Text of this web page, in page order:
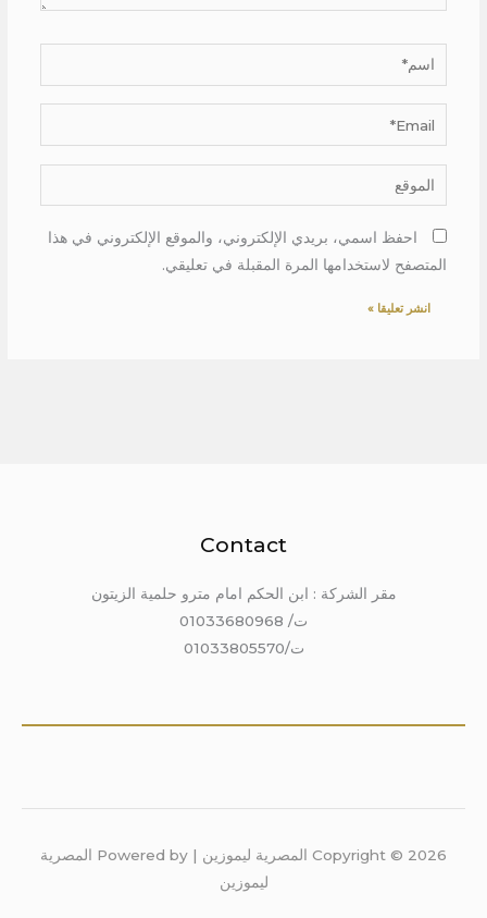
اسم*
Email*
الموقع
احفظ اسمي، بريدي الإلكتروني، والموقع الإلكتروني في هذا
المتصفح لاستخدامها المرة المقبلة في تعليقي.
Contact
مقر الشركة : ابن الحكم امام مترو حلمية الزيتون
ت/ 01033680968
ت/01033805570
Copyright © 2026 المصرية ليموزين | Powered by المصرية
ليموزين